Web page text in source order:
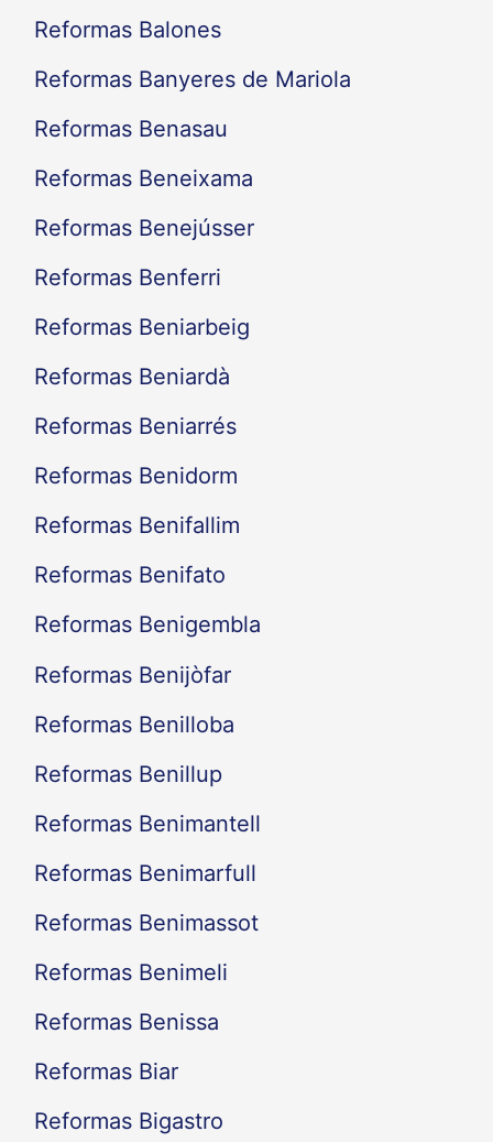
Reformas Balones
Reformas Banyeres de Mariola
Reformas Benasau
Reformas Beneixama
Reformas Benejússer
Reformas Benferri
Reformas Beniarbeig
Reformas Beniardà
Reformas Beniarrés
Reformas Benidorm
Reformas Benifallim
Reformas Benifato
Reformas Benigembla
Reformas Benijòfar
Reformas Benilloba
Reformas Benillup
Reformas Benimantell
Reformas Benimarfull
Reformas Benimassot
Reformas Benimeli
Reformas Benissa
Reformas Biar
Reformas Bigastro